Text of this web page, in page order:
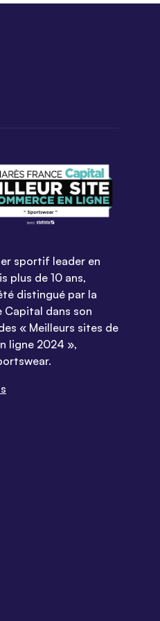
sportif leader en
plus de 10 ans,
distingué par la
Capital dans son
« Meilleurs sites de
ligne 2024 »,